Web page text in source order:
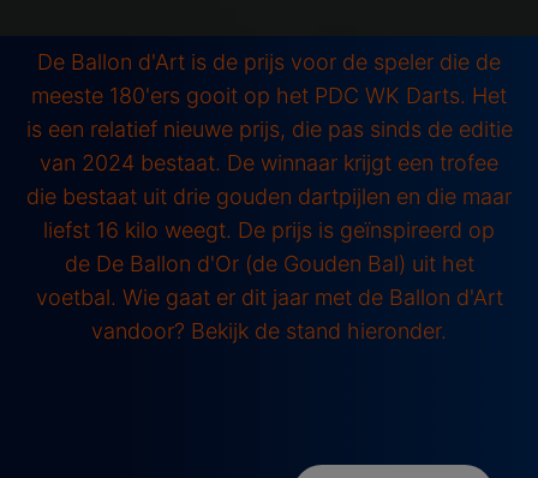
De Ballon d'Art is de prijs voor de speler die de
meeste 180'ers gooit op het PDC WK Darts. Het
is een relatief nieuwe prijs, die pas sinds de editie
van 2024 bestaat. De winnaar krijgt een trofee
die bestaat uit drie gouden dartpijlen en die maar
liefst 16 kilo weegt. De prijs is geïnspireerd op
de De Ballon d'Or (de Gouden Bal) uit het
voetbal. Wie gaat er dit jaar met de Ballon d'Art
vandoor? Bekijk de stand hieronder.